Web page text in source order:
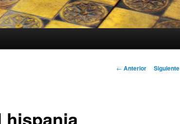
Navegación
← Anterior Siguiente
hispania